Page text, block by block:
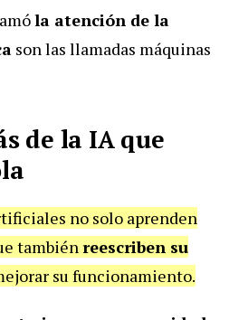
la atención de la
son las llamadas máquinas
de la IA que
no solo aprenden
tambiénreescriben su
su funcionamiento.